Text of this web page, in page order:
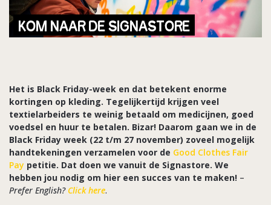
KOM NAAR DE SIGNASTORE
Het is Black Friday-week en dat betekent enorme
kortingen op kleding. Tegelijkertijd krijgen veel
textielarbeiders te weinig betaald om medicijnen, goed
voedsel en huur te betalen. Bizar! Daarom gaan we in de
Black Friday week (22 t/m 27 november) zoveel mogelijk
handtekeningen verzamelen voor de Good Clothes Fair
Pay petitie. Dat doen we vanuit de Signastore. We
hebben jou nodig om hier een succes van te maken! –
Prefer English? Click here.